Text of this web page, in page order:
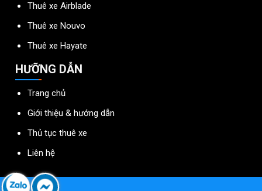
Thuê xe Airblade
Thuê xe Nouvo
Thuê xe Hayate
HƯỠNG DẪN
Trang chủ
Giới thiệu & hướng dẫn
Thủ tục thuê xe
Liên hệ